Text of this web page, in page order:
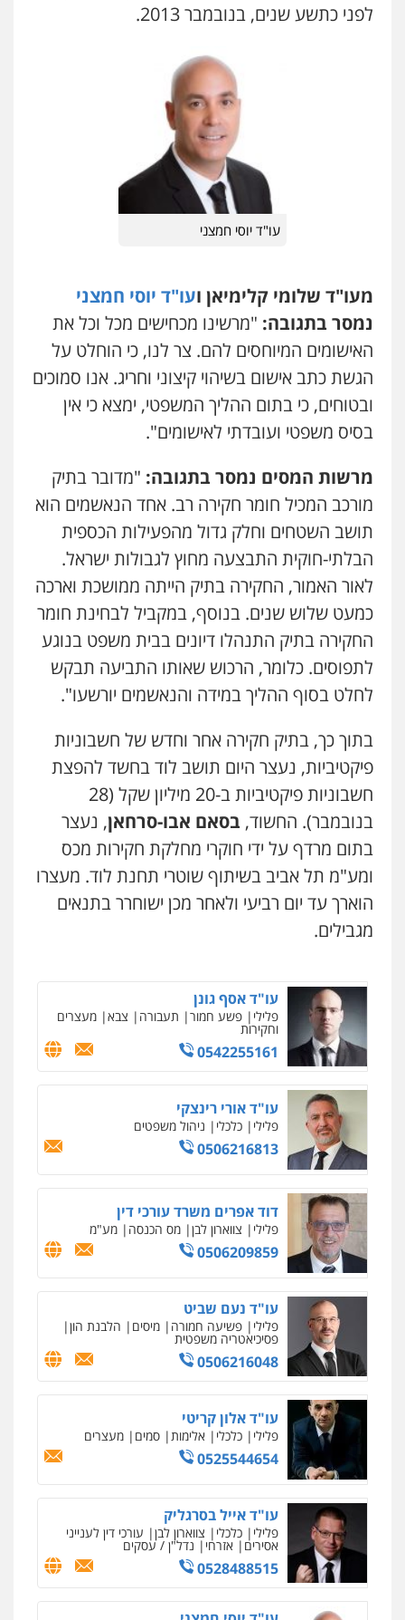
0526631970
עו"ד בועז קניג
משפחה כלכלי
0507003001
לפני כתשע שנים, בנובמבר 2013.
עו"ד יוסי חמצני
מעו"ד שלומי קלימיאן ועו"ד יוסי חמצני
נמסר בתגובה: "מרשינו מכחישים מכל וכל את
האישומים המיוחסים להם. צר לנו, כי הוחלט על
הגשת כתב אישום בשיהוי קיצוני וחריג. אנו סמוכים
ובטוחים, כי בתום ההליך המשפטי, ימצא כי אין
בסיס משפטי ועובדתי לאישומים".
מרשות המסים נמסר בתגובה: "מדובר בתיק
מורכב המכיל חומר חקירה רב. אחד הנאשמים הוא
תושב השטחים וחלק גדול מהפעילות הכספית
הבלתי-חוקית התבצעה מחוץ לגבולות ישראל.
לאור האמור, החקירה בתיק הייתה ממושכת וארכה
כמעט שלוש שנים. בנוסף, במקביל לבחינת חומר
החקירה בתיק התנהלו דיונים בבית משפט בנוגע
לתפוסים. כלומר, הרכוש שאותו התביעה תבקש
לחלט בסוף ההליך במידה והנאשמים יורשעו".
בתוך כך, בתיק חקירה אחר וחדש של חשבוניות
פיקטיביות, נעצר היום תושב לוד בחשד להפצת
חשבוניות פיקטיביות ב-20 מיליון שקל (28
בנובמבר). החשוד, בסאם אבו-סרחאן, נעצר
בתום מרדף על ידי חוקרי מחלקת חקירות מכס
ומע"מ תל אביב בשיתוף שוטרי תחנת לוד. מעצרו
הוארך עד יום רביעי ולאחר מכן ישוחרר בתנאים
מגבילים.
0528758840
עו"ד אסף גונן
פשע חמור תעבורה
וחקירות
0542255161
עו"ד אורי רינצקי
פלילי כלכלי ניהול משפטים
0506216813
פלילי צווארון לבן מס הכנסה מע"מ
0506209859
עו"ד נעם שביט
פלילי פשיעה חמורה מיסים הלבנת הון
פסיכיאטריה משפטית
0506216048
עו"ד אלון קריטי
פלילי כלכלי אלימות סמים מעצרים
0525544654
עו"ד אייל בסרגליק
עורכי דין לענייני
אסירים אזרחי נדל"ן / עסקים
0528488515
עו"ד יוסי חמצני
כלכלי צווארון לבן פשיעה כלכלית עבירות
0505471497
גיל דביר – משרד עורכי דין
פלילי פשיעה כלכלית צווארון לבן
0506217771
עו"ד תמיר סולומון
עו"ד אסף גונן
פלילי פשע חמור תעבורה צבא מעצרים
וחקירות
0542255161
עו"ד אורי רינצקי
פלילי כלכלי ניהול משפטים
0506216813
דוד אפרים משרד עורכי דין
פלילי צווארון לבן מס הכנסה מע"מ
0506209859
עו"ד נעם שביט
פלילי פשיעה חמורה מיסים הלבנת הון
פסיכיאטריה משפטית
0506216048
עו"ד אלון קריטי
פלילי כלכלי אלימות סמים מעצרים
0525544654
עו"ד אייל בסרגליק
פלילי כלכלי צווארון לבן עורכי דין לענייני
אסירים אזרחי נדל"ן / עסקים
0528488515